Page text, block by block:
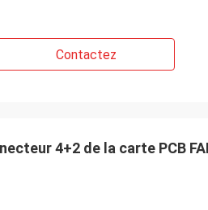
Contactez
4+2 de la carte PCB